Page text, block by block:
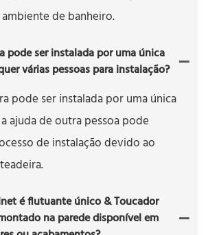
de banheiro.
pode ser instalada por uma única
várias pessoas para instalação?
pode ser instalada por uma única
ajuda de outra pessoa pode
de instalação devido ao
é flutuante único & Toucador
na parede disponível em